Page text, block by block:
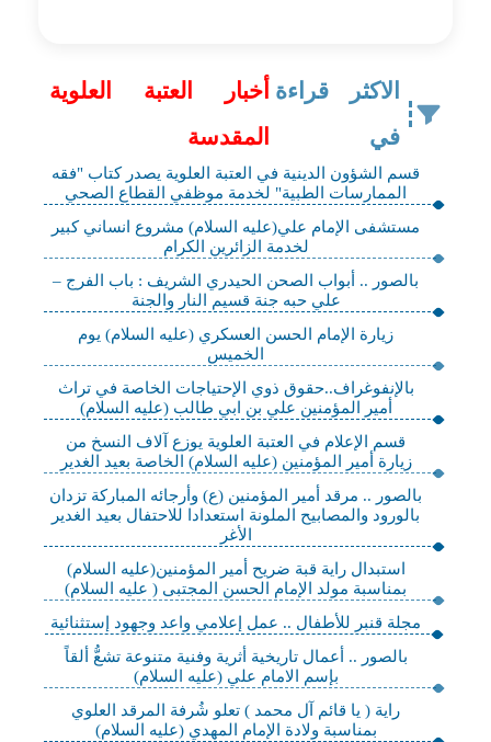
الاكثر قراءة
في
أخبار العتبة العلوية
المقدسة
قسم الشؤون الدينية في العتبة العلوية يصدر كتاب "فقه
الممارسات الطبية" لخدمة موظفي القطاع الصحي
مستشفى الإمام علي(عليه السلام) مشروع انساني كبير
لخدمة الزائرين الكرام
بالصور .. أبواب الصحن الحيدري الشريف : باب الفرج –
علي حبه جنة قسيم النار والجنة
زيارة الإمام الحسن العسكري (عليه السلام) يوم
الخميس
بالإنفوغراف..حقوق ذوي الإحتياجات الخاصة في تراث
أمير المؤمنين علي بن ابي طالب (عليه السلام)
قسم الإعلام في العتبة العلوية يوزع آلاف النسخ من
زيارة أمير المؤمنين (عليه السلام) الخاصة بعيد الغدير
بالصور .. مرقد أمير المؤمنين (ع) وأرجائه المباركة تزدان
بالورود والمصابيح الملونة استعدادا للاحتفال بعيد الغدير
الأغر
استبدال راية قبة ضريح أمير المؤمنين(عليه السلام)
بمناسبة مولد الإمام الحسن المجتبى ( عليه السلام)
مجلة قنبر للأطفال .. عمل إعلامي واعد وجهود إستثنائية
بالصور .. أعمال تاريخية أثرية وفنية متنوعة تشعُّ ألقاً
بإسم الامام علي (عليه السلام)
راية ( يا قائم آل محمد ) تعلو شُرفة المرقد العلوي
بمناسبة ولادة الإمام المهدي (عليه السلام)